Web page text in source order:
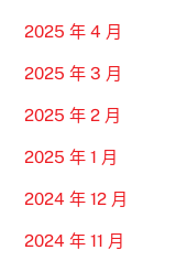
2025 年 4 月
2025 年 3 月
2025 年 2 月
2025 年 1 月
2024 年 12 月
2024 年 11 月